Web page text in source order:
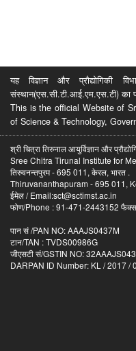
यह विज्ञान और प्रौद्योगिकी
संस्थान(एस.सी.टी.आई.एम.एस.टी) का
This is the official Website of
of Science & Technology,
श्री चित्रा तिरुनाल आयुर्विज्ञान और
Sree Chitra Tirunal Institute for
तिरुवनन्तपुरम - 695 011, केरल, भारत .
Thiruvananthapuram - 695 011,
ईमेल / Email:sct@sctimst.ac.in
फोण/Phone : 91-471-2443152
पान सं /PAN NO: AAAJS0437M
टान/TAN : TVDS00986G
जीएसटी सं/GSTIN NO:
DARPAN ID Number: KL / 2017 /